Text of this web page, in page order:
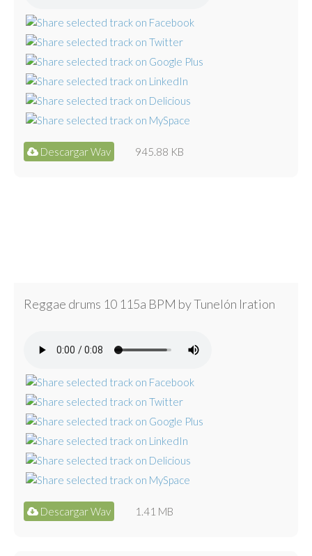
Descargar Wav 945.88 KB
Reggae drums 10 115a BPM by Tunelón Iration
Descargar Wav 1.41 MB